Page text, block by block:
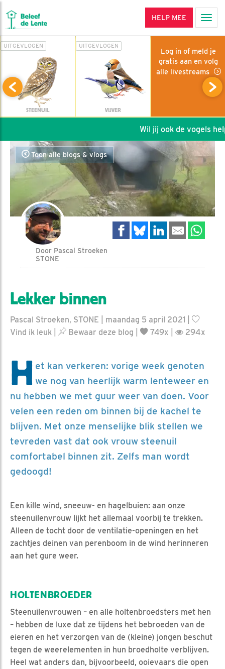
HELP MEE
UITGEVLOGEN
STEENUIL
UITGEVLOGEN
VIJVER
Log in of meld je
gratis aan en volg
alle livestreams
Wil jij ook de vogels
Toon alle blogs & vlogs
Door Pascal Stroeken
STONE
Lekker binnen
Pascal Stroeken, STONE | maandag 5 april 2021 |
Vind ik leuk
Bewaar deze blog 749x | 294x
H et kan verkeren: vorige week genoten
we nog van heerlijk warm lenteweer en
nu hebben we met guur weer van doen. Voor
velen een reden om binnen bij de kachel te
blijven. Met onze menselijke blik stellen we
tevreden vast dat ook vrouw steenuil
comfortabel binnen zit. Zelfs man wordt
gedoogd!
Een kille wind, sneeuw- en hagelbuien: aan onze
steenuilenvrouw lijkt het allemaal voorbij te trekken.
Alleen de tocht door de ventilatie-openingen en het
zachtjes deinen van perenboom in de wind herinneren
aan het gure weer.
HOLTENBROEDER
Steenuilenvrouwen – en alle holtenbroedsters met hen
– hebben de luxe dat ze tijdens het bebroeden van de
eieren en het verzorgen van de (kleine) jongen beschut
tegen de weerelementen in hun broedholte verblijven.
Heel wat anders dan, bijvoorbeeld, ooievaars die open